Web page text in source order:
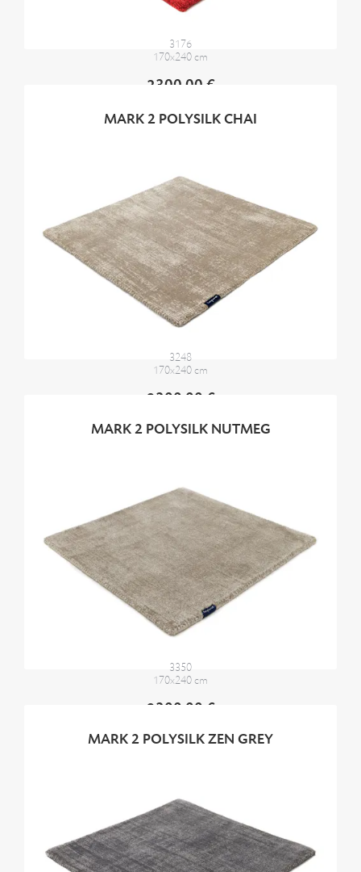
3176
170x240 cm
2300,00 €
MARK 2 POLYSILK CHAI
3248
170x240 cm
2300,00 €
MARK 2 POLYSILK NUTMEG
3350
170x240 cm
2300,00 €
MARK 2 POLYSILK ZEN GREY